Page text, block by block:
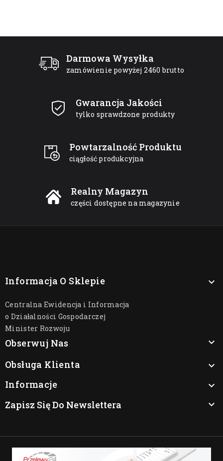
Darmowa Wysyłka
zamówienie powyżej 2460 brutto
Gwarancja Jakości
tylko sprawdzone produkty
Powtarzalność Produktu
ciągłość produkcyjna
Realny Magazyn
części dostępne na magazynie
Informacja O Sklepie 
Centralna Ewidencja i Informacja
o Działalności Gospodarczej
Minister Rozwoju
Obserwuj Nas

Obsługa Klienta

Informacje

Zapisz Się Do Newslettera
